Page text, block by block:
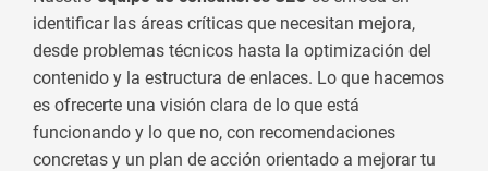
identificar las áreas críticas que necesitan mejora,
desde problemas técnicos hasta la optimización del
contenido y la estructura de enlaces. Lo que hacemos
es ofrecerte una visión clara de lo que está
funcionando y lo que no, con recomendaciones
concretas y un plan de acción orientado a mejorar tu